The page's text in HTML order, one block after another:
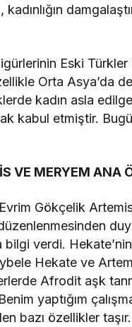
kadınlığın
Eski
Orta Asya’da
kadın asla
kabul etmiştir.
VE MERYEM ANA
Gökçelik
bilgi verdi.
Hekate ve
Afrodit aşk
yaptığım
bazı özellikler